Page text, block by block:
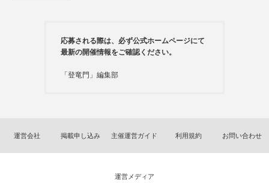
応募される際は、必ず公式ホームページにて
最新の開催情報をご確認ください。
「登竜門」編集部
運営会社 掲載申し込み 主催運営ガイド 利用規約 お問い合わせ
運営メディア